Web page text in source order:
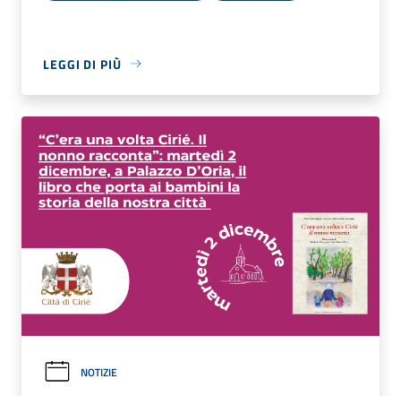
LEGGI DI PIÙ
NOTIZIE